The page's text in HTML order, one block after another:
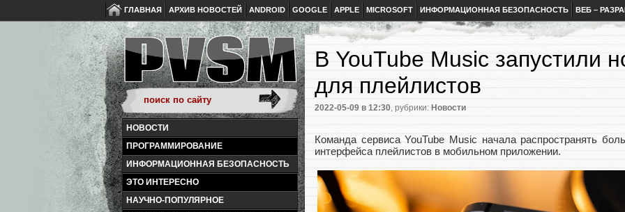
ГЛАВНАЯ АРХИВ НОВОСТЕЙ ANDROID GOOGLE APPLE MICROSOFT ИНФОРМАЦИОННАЯ БЕЗОПАСНОСТЬ ВЕБ –
НОВОСТИ
ПРОГРАММИРОВАНИЕ
ИНФОРМАЦИОННАЯ БЕЗОПАСНОСТЬ
ЭТО ИНТЕРЕСНО
НАУЧНО-ПОПУЛЯРНОЕ
В YouTube Music запустили
для плейлистов
2022-05-09 в 12:30, рубрики: Новости
Команда сервиса YouTube Music начала распространять
интерфейса плейлистов в мобильном приложении.